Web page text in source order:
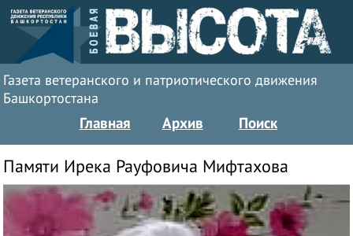
Газета ветеранского и патриотического движения
Башкортостана
Главная Архив Поиск
Памяти Ирека Рауфовича Мифтахова